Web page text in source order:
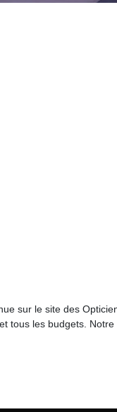
sur le site des
tous les budgets.